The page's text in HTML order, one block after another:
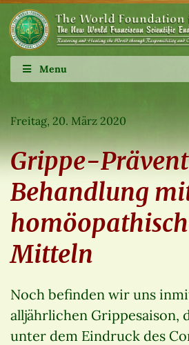
Menu
Freitag, 20. März 2020
Grippe-
Behandlung
Mitteln
Noch befinden wir uns
alljährlichen Grippesaison,
unter dem Eindruck des